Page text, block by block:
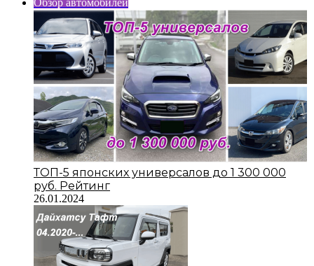
ТОП-5 японских универсалов до 1 300 000
руб. Рейтинг
26.01.2024